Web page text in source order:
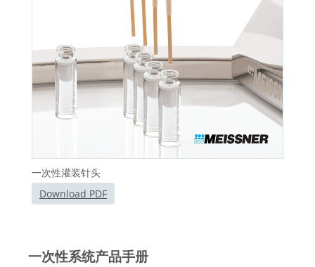
一次性灌装针头
Download PDF
一次性系统产品手册